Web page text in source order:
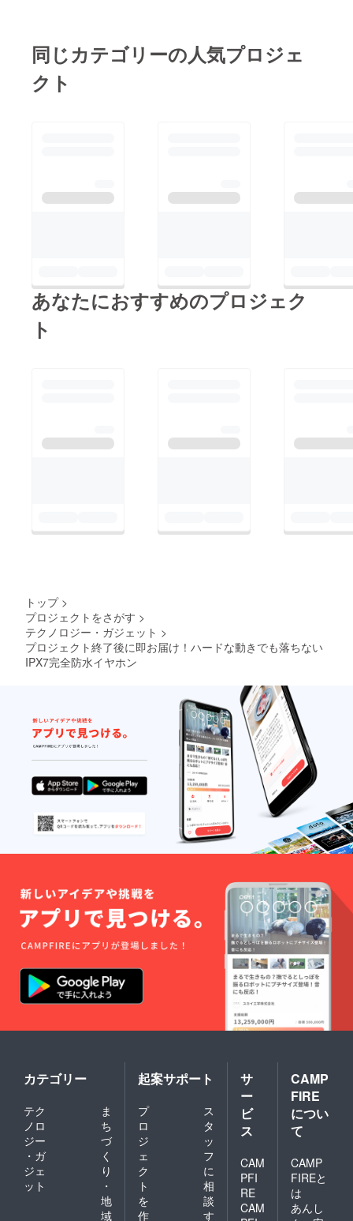
同じカテゴリーの人気プロジェ
クト
あなたにおすすめのプロジェク
ト
トップ >
プロジェクトをさがす >
テクノロジー・ガジェット >
プロジェクト終了後に即お届け！ハードな動きでも落ちない
IPX7完全防水イヤホン
カテゴリー
テク
ノロ
ジー
・ガ
ジェ
ット
ま
ち
づ
く
り
・
地
域
起案サポート
プ
ロ
ジ
ェ
ク
ト
を
作
ス
タ
ッ
フ
に
相
談
す
サ
ー
ビ
ス
CAM
PFI
RE
CAM
CAMP
FIRE
につい
て
CAMP
FIREと
は
あんし